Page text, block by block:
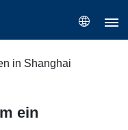
in Shanghai
ein